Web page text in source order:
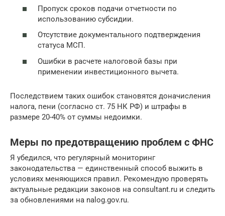
Пропуск сроков подачи отчетности по
использованию субсидии.
Отсутствие документального подтверждения
статуса МСП.
Ошибки в расчете налоговой базы при
применении инвестиционного вычета.
Последствием таких ошибок становятся доначисления
налога, пени (согласно ст. 75 НК РФ) и штрафы в
размере 20-40% от суммы недоимки.
Меры по предотвращению проблем с ФНС
Я убедился, что регулярный мониторинг
законодательства — единственный способ выжить в
условиях меняющихся правил. Рекомендую проверять
актуальные редакции законов на consultant.ru и следить
за обновлениями на nalog.gov.ru.